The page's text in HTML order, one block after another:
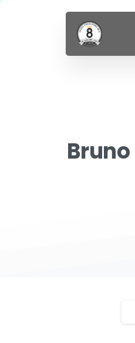
Bruno